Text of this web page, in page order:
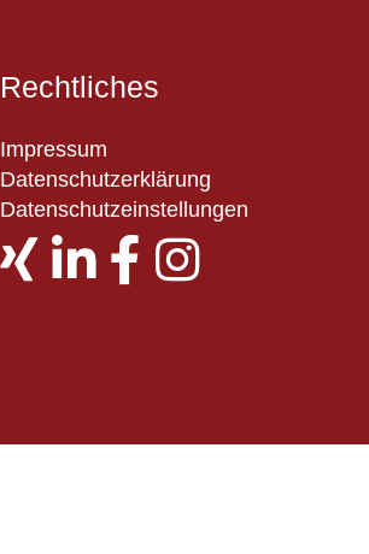
Rechtliches
Impressum
Datenschutzerklärung
Datenschutzeinstellungen